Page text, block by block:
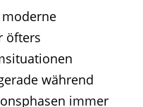
öfters
während
immer